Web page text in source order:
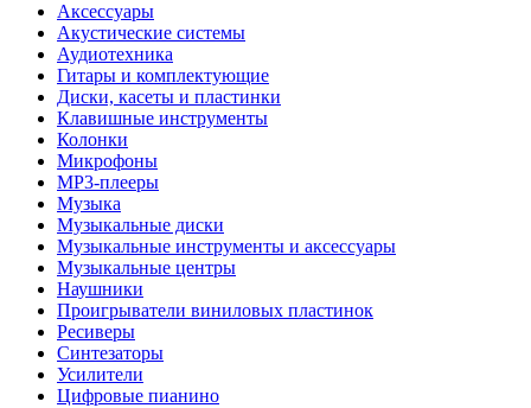
Аксессуары
Акустические системы
Аудиотехника
Гитары и комплектующие
Диски, касеты и пластинки
Клавишные инструменты
Колонки
Микрофоны
МР3-плееры
Музыка
Музыкальные диски
Музыкальные инструменты и аксессуары
Музыкальные центры
Наушники
Проигрыватели виниловых пластинок
Ресиверы
Синтезаторы
Усилители
Цифровые пианино